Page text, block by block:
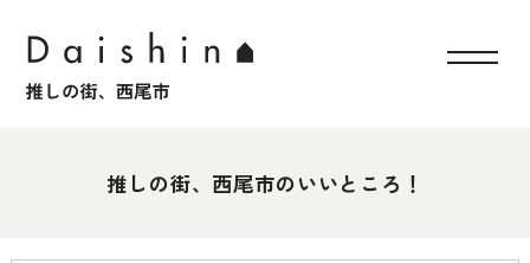
推しの街、西尾市のいいところ！